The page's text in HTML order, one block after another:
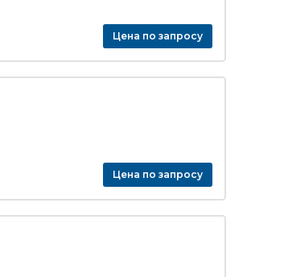
Цена по запросу
Цена по запросу